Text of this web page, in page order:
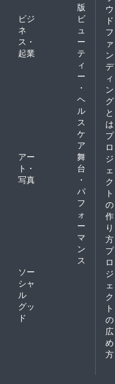
版
ビジ
ネ
ス・
起業
ビ
ュ
ー
テ
ィ
ー
・
ヘ
ル
ス
ケ
ア
アー
ト・
写真
舞
台
・
パ
フ
ォ
ー
マ
ン
ス
ソー
シャ
ル
グッ
ド
ウ
ド
フ
ァ
ン
デ
ィ
ン
グ
と
は
プ
ロ
ジ
ェ
ク
ト
の
作
り
方
プ
ロ
ジ
ェ
ク
ト
の
広
め
方